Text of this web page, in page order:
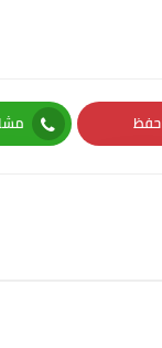
حفظ
Pinterest